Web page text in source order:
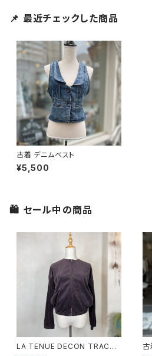
📌 最近チェックした商品
古着 デニムベスト
¥5,500
🛍 セール中の商品
LA TENUE DECON TRACTE
古